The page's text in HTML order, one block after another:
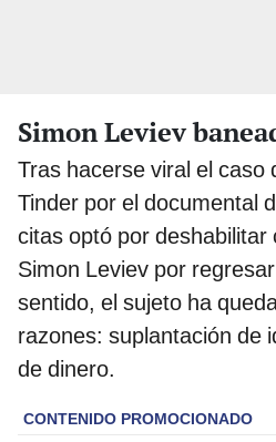
Simon Leviev
Tras hacerse viral el caso
Tinder por el documental
citas optó por deshabilitar
Simon Leviev por
sentido, el sujeto ha
razones: suplantación de
de dinero.